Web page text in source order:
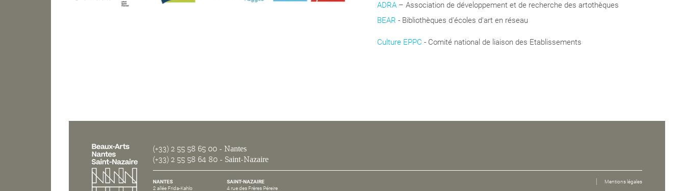
ADRA – Association de développement et de recherche des artothèques
BEAR - Bibliothèques d'écoles d'art en réseau
Culture EPPC - Comité national de liaison des Etablissements
(+33) 2 55 58 65 00 - Nantes
(+33) 2 55 58 64 80 - Saint-Nazaire
NANTES
2 allée Frida-Kahlo
SAINT-NAZAIRE
4 rue des Frères Péreire
Mentions légales